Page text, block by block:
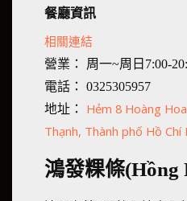
餐廳資訊
相關連結
營業： 周一~周日7:00-
電話： 0325305957
地址： Hẻm 8 Hoàng
Thạnh, Thành phố Hồ Chí
鴻發粿條(Hồng